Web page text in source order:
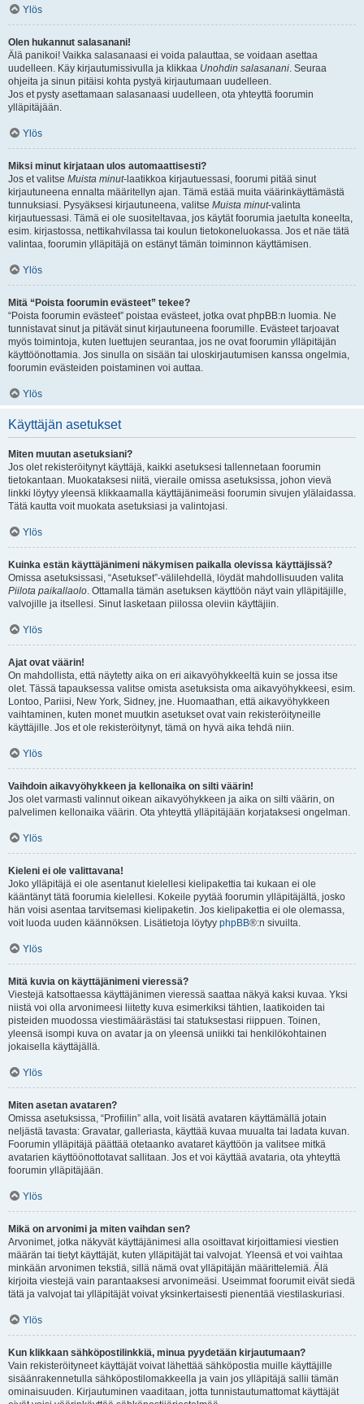
Ylös
Olen hukannut salasanani!
Älä panikoi! Vaikka salasanaasi ei voida palauttaa, se voidaan asettaa
uudelleen. Käy kirjautumissivulla ja klikkaa Unohdin salasanani. Seuraa
ohjeita ja sinun pitäisi kohta pystyä kirjautumaan uudelleen.
Jos et pysty asettamaan salasanaasi uudelleen, ota yhteyttä foorumin
ylläpitäjään.
Ylös
Miksi minut kirjataan ulos automaattisesti?
Jos et valitse Muista minut-laatikkoa kirjautuessasi, foorumi pitää sinut
kirjautuneena ennalta määritellyn ajan. Tämä estää muita väärinkäyttämästä
tunnuksiasi. Pysyäksesi kirjautuneena, valitse Muista minut-valinta
kirjautuessasi. Tämä ei ole suositeltavaa, jos käytät foorumia jaetulta koneelta,
esim. kirjastossa, nettikahvilassa tai koulun tietokoneluokassa. Jos et näe tätä
valintaa, foorumin ylläpitäjä on estänyt tämän toiminnon käyttämisen.
Ylös
Mitä “Poista foorumin evästeet” tekee?
“Poista foorumin evästeet” poistaa evästeet, jotka ovat phpBB:n luomia. Ne
tunnistavat sinut ja pitävät sinut kirjautuneena foorumille. Evästeet tarjoavat
myös toimintoja, kuten luettujen seurantaa, jos ne ovat foorumin ylläpitäjän
käyttöönottamia. Jos sinulla on sisään tai uloskirjautumisen kanssa ongelmia,
foorumin evästeiden poistaminen voi auttaa.
Ylös
Käyttäjän asetukset
Miten muutan asetuksiani?
Jos olet rekisteröitynyt käyttäjä, kaikki asetuksesi tallennetaan foorumin
tietokantaan. Muokataksesi niitä, vieraile omissa asetuksissa, johon vievä
linkki löytyy yleensä klikkaamalla käyttäjänimeäsi foorumin sivujen ylälaidassa.
Tätä kautta voit muokata asetuksiasi ja valintojasi.
Ylös
Kuinka estän käyttäjänimeni näkymisen paikalla olevissa käyttäjissä?
Omissa asetuksissasi, “Asetukset”-välilehdellä, löydät mahdollisuuden valita
Piilota paikallaolo. Ottamalla tämän asetuksen käyttöön näyt vain ylläpitäjille,
valvojille ja itsellesi. Sinut lasketaan piilossa oleviin käyttäjiin.
Ylös
Ajat ovat väärin!
On mahdollista, että näytetty aika on eri aikavyöhykkeeltä kuin se jossa itse
olet. Tässä tapauksessa valitse omista asetuksista oma aikavyöhykkeesi, esim.
Lontoo, Pariisi, New York, Sidney, jne. Huomaathan, että aikavyöhykkeen
vaihtaminen, kuten monet muutkin asetukset ovat vain rekisteröityneille
käyttäjille. Jos et ole rekisteröitynyt, tämä on hyvä aika tehdä niin.
Ylös
Vaihdoin aikavyöhykkeen ja kellonaika on silti väärin!
Jos olet varmasti valinnut oikean aikavyöhykkeen ja aika on silti väärin, on
palvelimen kellonaika väärin. Ota yhteyttä ylläpitäjään korjataksesi ongelman.
Ylös
Kieleni ei ole valittavana!
Joko ylläpitäjä ei ole asentanut kielellesi kielipakettia tai kukaan ei ole
kääntänyt tätä foorumia kielellesi. Kokeile pyytää foorumin ylläpitäjältä, josko
hän voisi asentaa tarvitsemasi kielipaketin. Jos kielipakettia ei ole olemassa,
voit luoda uuden käännöksen. Lisätietoja löytyy phpBB®:n sivuilta.
Ylös
Mitä kuvia on käyttäjänimeni vieressä?
Viestejä katsottaessa käyttäjänimen vieressä saattaa näkyä kaksi kuvaa. Yksi
niistä voi olla arvonimeesi liitetty kuva esimerkiksi tähtien, laatikoiden tai
pisteiden muodossa viestimäärästäsi tai statuksestasi riippuen. Toinen,
yleensä isompi kuva on avatar ja on yleensä uniikki tai henkilökohtainen
jokaisella käyttäjällä.
Ylös
Miten asetan avataren?
Omissa asetuksissa, “Profiilin” alla, voit lisätä avataren käyttämällä jotain
neljästä tavasta: Gravatar, galleriasta, käyttää kuvaa muualta tai ladata kuvan.
Foorumin ylläpitäjä päättää otetaanko avataret käyttöön ja valitsee mitkä
avatarien käyttöönottotavat sallitaan. Jos et voi käyttää avataria, ota yhteyttä
foorumin ylläpitäjään.
Ylös
Mikä on arvonimi ja miten vaihdan sen?
Arvonimet, jotka näkyvät käyttäjänimesi alla osoittavat kirjoittamiesi viestien
määrän tai tietyt käyttäjät, kuten ylläpitäjät tai valvojat. Yleensä et voi vaihtaa
minkään arvonimen tekstiä, sillä nämä ovat ylläpitäjän määrittelemiä. Älä
kirjoita viestejä vain parantaaksesi arvonimeäsi. Useimmat foorumit eivät siedä
tätä ja valvojat tai ylläpitäjät voivat yksinkertaisesti pienentää viestilaskuriasi.
Ylös
Kun klikkaan sähköpostilinkkiä, minua pyydetään kirjautumaan?
Vain rekisteröityneet käyttäjät voivat lähettää sähköpostia muille käyttäjille
sisäänrakennetulla sähköpostilomakkeella ja vain jos ylläpitäjä sallii tämän
ominaisuuden. Kirjautuminen vaaditaan, jotta tunnistautumattomat käyttäjät